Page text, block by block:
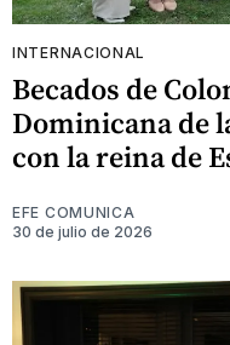
INTERNACIONAL
Becados de
Dominicana de
con la reina de
EFE COMUNICA
30 de julio de 2026